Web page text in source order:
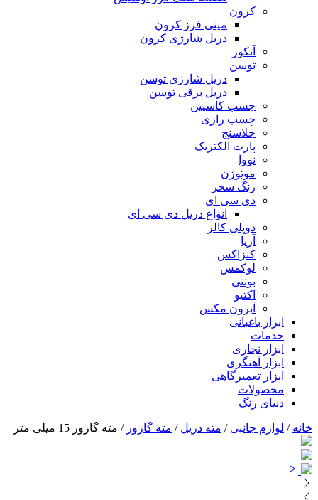
کرون
مینی فرز کرون
دریل شارژی کرون
آنکور
توسن
دریل شارژی توسن
دریل برقی توسن
چسب کاسپین
چسب رازی
جلاسنج
پارت الکتریک
نووا
موتوژن
رنگ سحر
دی سی ای
انواع دریل دی سی ای
دوپلی کالر
آریا
کنزاکس
لوکمس
بوتنی
اکتیو
آیرون مکس
ابزار باغبانی
خدمات
ابزار نجاری
ابزار آهنگری
ابزار تعمیرگاهی
محصولات
دنیای رنگ
خانه / لوازم جانبی / مته دریل / مته گازور / مته گازور 15 میلی متر